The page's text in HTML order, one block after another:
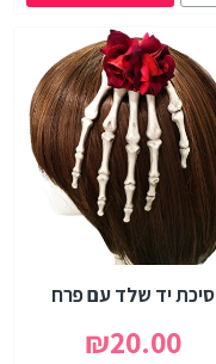
סיכת יד שלד עם פרח
₪20.00